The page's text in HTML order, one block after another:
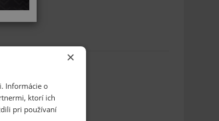
×
Informácie o
ktorí ich
pri používaní